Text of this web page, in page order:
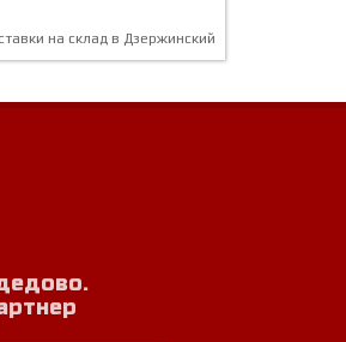
на склад в Дзержинский